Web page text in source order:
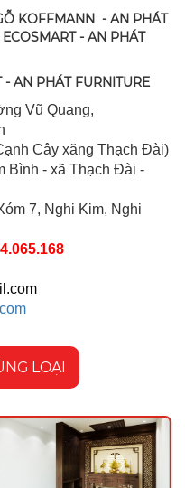
KOFFMANN - AN PHÁT
- AN PHÁT
- AN PHÁT FURNITURE
Vũ Quang,
Cây xăng Thạch Đài)
Bình - xã Thạch Đài -
7, Nghi Kim, Nghi
LOẠI